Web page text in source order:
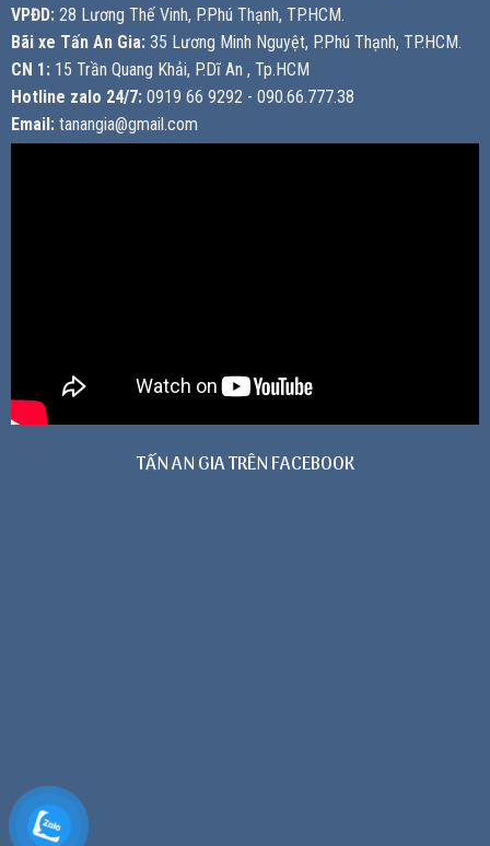
VPĐD: 28 Lương Thế Vinh, P.Phú Thạnh, TP.HCM.
Bãi xe Tấn An Gia: 35 Lương Minh Nguyệt, P.Phú Thạnh, TP.HCM.
CN 1: 15 Trần Quang Khải, P.Dĩ An , Tp.HCM
Hotline zalo 24/7: 0919 66 9292 - 090.66.777.38
Email: tanangia@gmail.com
TẤN AN GIA TRÊN FACEBOOK